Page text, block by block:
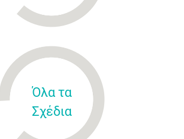
Όλα τα
Σχέδια